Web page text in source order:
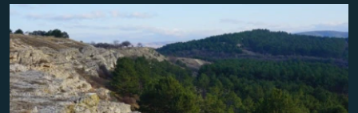
ПОБЕДИТЕЛЕЙ НЕ СУДЯТ?
КРЫМ.НЕПОКОРЕННЫЙ
ELIFBE
УКРАИНСКАЯ ПРОБЛЕМА КРЫМА